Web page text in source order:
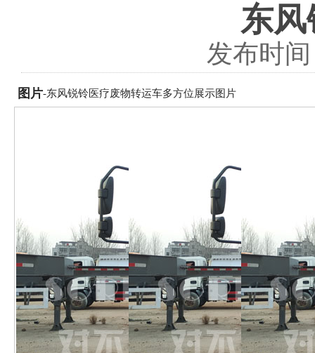
东
发布时
图片-东风锐铃医疗废物转运车多方位展示图片